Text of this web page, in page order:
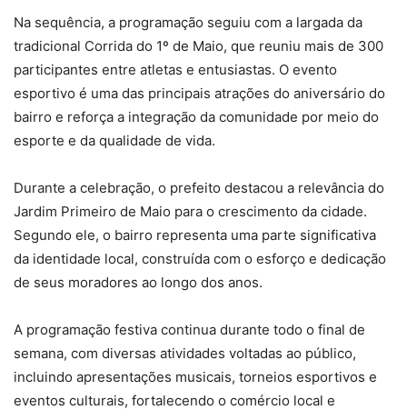
Na sequência, a programação seguiu com a largada da
tradicional Corrida do 1º de Maio, que reuniu mais de 300
participantes entre atletas e entusiastas. O evento
esportivo é uma das principais atrações do aniversário do
bairro e reforça a integração da comunidade por meio do
esporte e da qualidade de vida.
Durante a celebração, o prefeito destacou a relevância do
Jardim Primeiro de Maio para o crescimento da cidade.
Segundo ele, o bairro representa uma parte significativa
da identidade local, construída com o esforço e dedicação
de seus moradores ao longo dos anos.
A programação festiva continua durante todo o final de
semana, com diversas atividades voltadas ao público,
incluindo apresentações musicais, torneios esportivos e
eventos culturais, fortalecendo o comércio local e